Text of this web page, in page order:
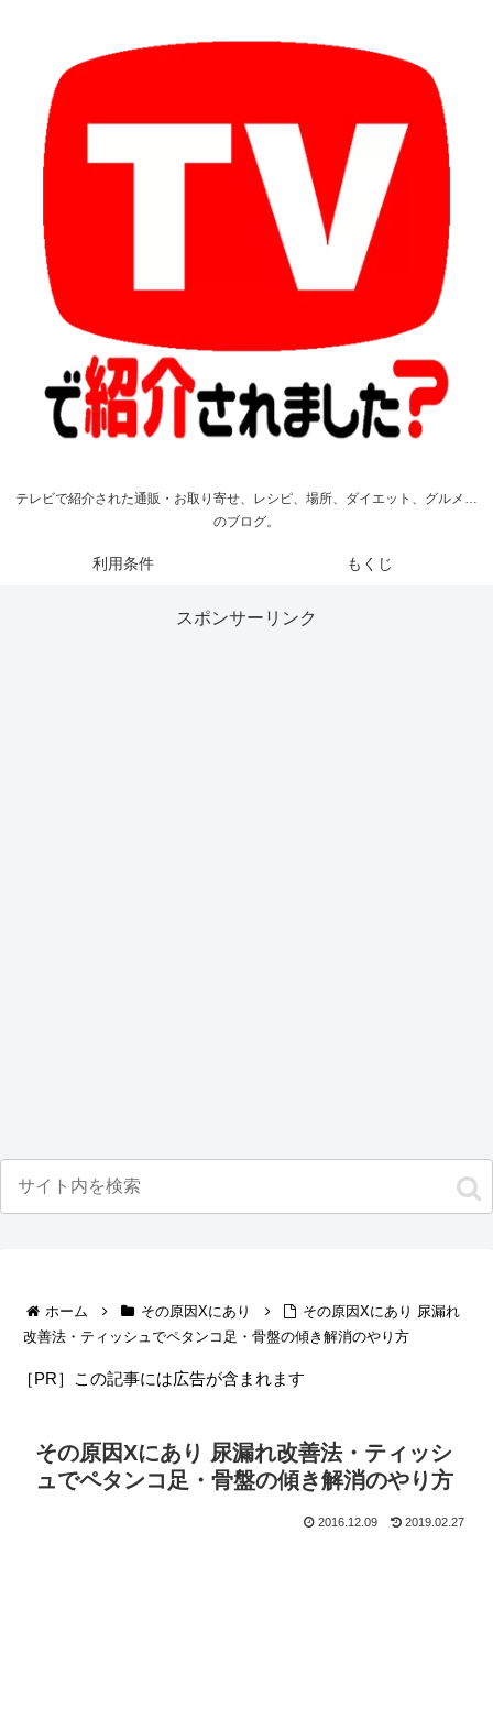
テレビで紹介された通販・お取り寄せ、レシピ、場所、ダイエット、グルメ…
のブログ。
利用条件 もくじ
スポンサーリンク
ホーム その原因Xにあり
その原因Xにあり 尿漏れ
改善法・ティッシュでペタンコ足・骨盤の傾き解消のやり方
［PR］この記事には広告が含まれます
その原因Xにあり 尿漏れ改善法・ティッシ
ュでペタンコ足・骨盤の傾き解消のやり方
2016.12.09 2019.02.27